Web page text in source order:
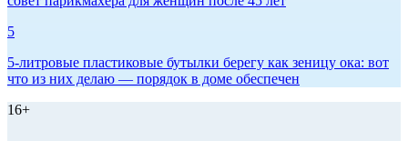
5
5-литровые пластиковые бутылки берегу как зеницу ока: вот
что из них делаю — порядок в доме обеспечен
16+